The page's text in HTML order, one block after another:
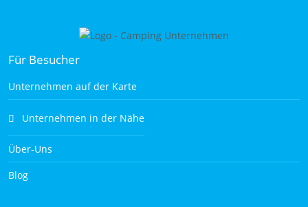
Für Besucher
Unternehmen auf der Karte
Unternehmen in der Nähe
Über-Uns
Blog